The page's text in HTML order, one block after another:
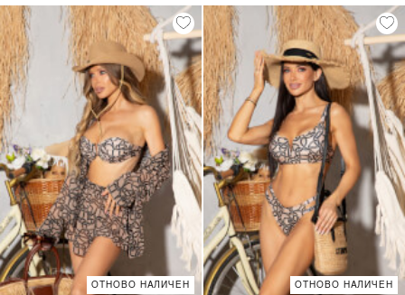
ОТНОВО НАЛИЧЕН ОТНОВО НАЛИЧЕН